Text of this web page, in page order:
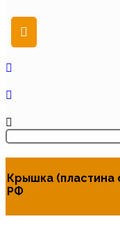
Крышка (пластина
РФ